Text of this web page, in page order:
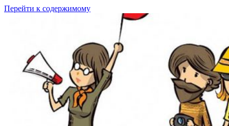
Перейти к содержимому